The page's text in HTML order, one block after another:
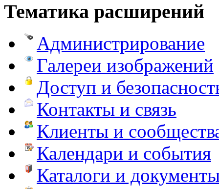
Тематика расширений
Администрирование
Галереи изображений
Доступ и
Контакты и связь
Клиенты и
Календари и события
Каталоги и